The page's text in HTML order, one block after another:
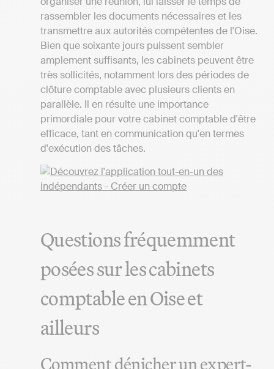
rassembler les documents nécessaires et les
transmettre aux autorités compétentes de l'Oise.
Bien que soixante jours puissent sembler
amplement suffisants, les cabinets peuvent être
très sollicités, notamment lors des périodes de
clôture comptable avec plusieurs clients en
parallèle. Il en résulte une importance
primordiale pour votre cabinet comptable d'être
efficace, tant en communication qu'en termes
d'exécution des tâches.
Questions fréquemment
posées sur les cabinets
comptable en Oise et
ailleurs
Comment dénicher un expert-